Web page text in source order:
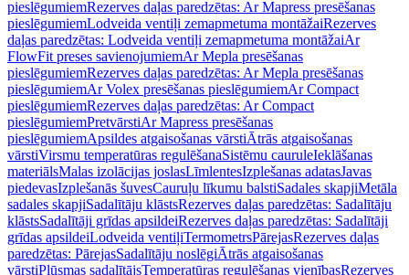
pieslēgumiemRezerves daļas paredzētas: Ar Mapress presēšanas
pieslēgumiemLodveida ventiļi zemapmetuma montāžaiRezerves
daļas paredzētas: Lodveida ventiļi zemapmetuma montāžaiAr
FlowFit preses savienojumiemAr Mepla presēšanas
pieslēgumiemRezerves daļas paredzētas: Ar Mepla presēšanas
pieslēgumiemAr Volex presēšanas pieslēgumiemAr Compact
pieslēgumiemRezerves daļas paredzētas: Ar Compact
pieslēgumiemPretvārstiAr Mapress presēšanas
pieslēgumiemApsildes atgaisošanas vārstiĀtrās atgaisošanas
vārstiVirsmu temperatūras regulēšanaSistēmu cauruleIeklāšanas
materiālsMalas izolācijas joslasLīmlentesIzplešanas adatasJavas
piedevasIzplešanās šuvesCauruļu līkumu balstiSadales skapjiMetāla
sadales skapjiSadalītāju klāstsRezerves daļas paredzētas: Sadalītāju
klāstsSadalītāji grīdas apsildeiRezerves daļas paredzētas: Sadalītāji
grīdas apsildeiLodveida ventiļiTermometrsPārejasRezerves daļas
paredzētas: PārejasSadalītāju noslēgiĀtrās atgaisošanas
vārstiPlūsmas sadalītājsTemperatūras regulēšanas vienībasRezerves